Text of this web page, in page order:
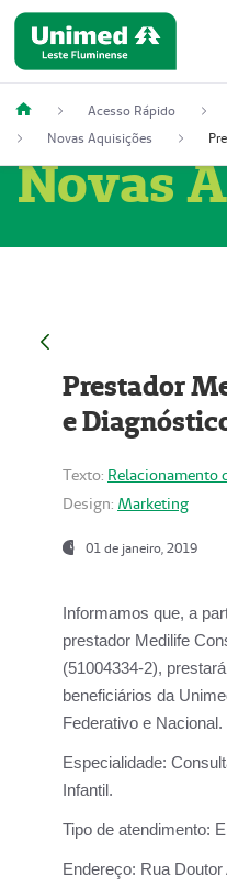
Acesso Rápido
Novas Aquisições
Novas
Prestador
e
Texto: Relacionamento
Design: Marketing
01 de janeiro, 2019
Informamos que, a
prestador Medilife
(51004334-2),
beneficiários da
Federativo e Nacional.
Especialidade:
Infantil.
Tipo de atendimento:
Endereço: Rua Doutor